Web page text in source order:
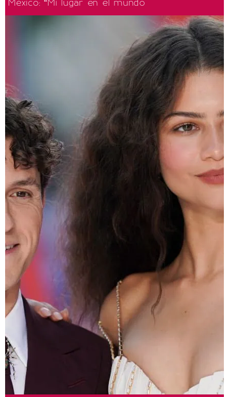
México: “Mi lugar en el mundo"